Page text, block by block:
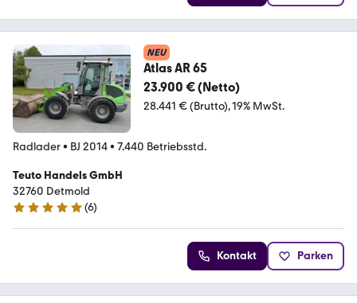
NEU
Atlas AR 65
23.900 € (Netto)
28.441 € (Brutto) 19% MwSt.
Radlader• BJ 2014• 7.440 Betriebsstd.
Teuto Handels GmbH
32760 Detmold
4.8 Sterne
(6)
Kontakt Parken